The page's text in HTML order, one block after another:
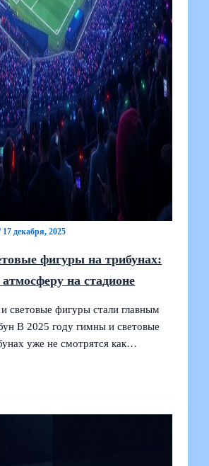
17 декабря, 2025
фигуры на трибунах:
на стадионе
световые фигуры стали главным
В 2025 году гимны и световые
уже не смотрятся как…